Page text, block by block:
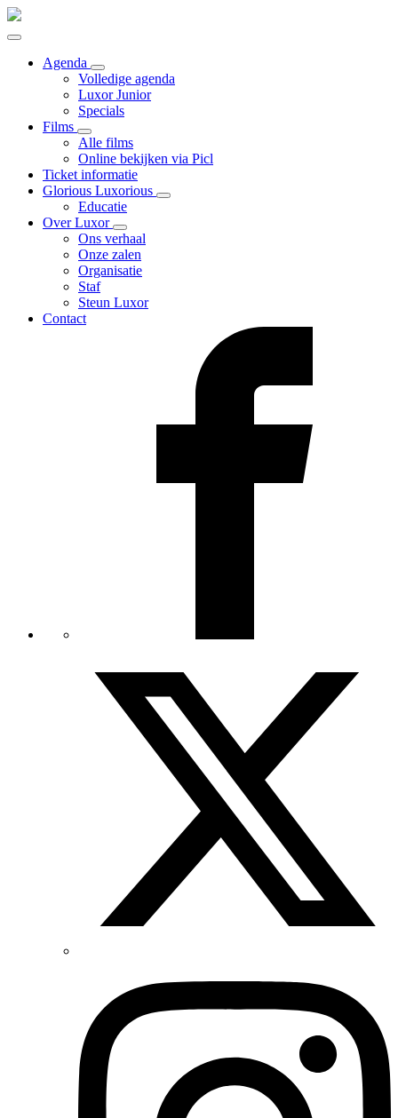
Agenda
Volledige agenda
Luxor Junior
Specials
Films
Alle films
Online bekijken via Picl
Ticket informatie
Glorious Luxorious
Educatie
Over Luxor
Ons verhaal
Onze zalen
Organisatie
Staf
Steun Luxor
Contact